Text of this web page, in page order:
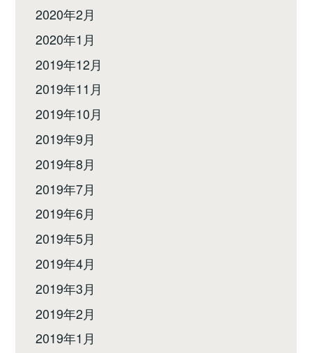
2020年2月
2020年1月
2019年12月
2019年11月
2019年10月
2019年9月
2019年8月
2019年7月
2019年6月
2019年5月
2019年4月
2019年3月
2019年2月
2019年1月